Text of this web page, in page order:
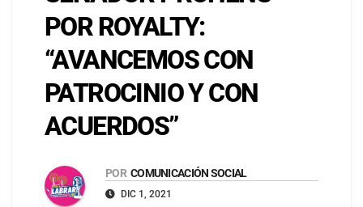
POR ROYALTY:
“AVANCEMOS CON
PATROCINIO Y CON
ACUERDOS”
POR COMUNICACIÓN SOCIAL
DIC 1, 2021